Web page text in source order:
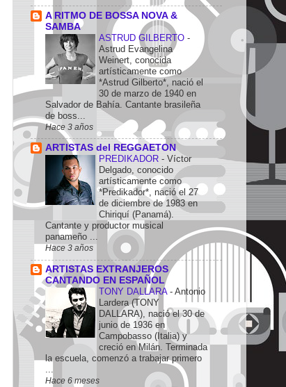
A RITMO DE BOSSA NOVA &
SAMBA
ASTRUD GILBERTO -
Astrud Evangelina
Weinert, conocida
artísticamente como
*Astrud Gilberto*, nació el
30 de marzo de 1940 en
Salvador de Bahía. Cantante brasileña
de boss...
Hace 3 años
ARTISTAS del REGGAETON
PREDIKADOR - Víctor
Delgado, conocido
artísticamente como
*Predikador*, nació el 27
de diciembre de 1983 en
Chiriquí (Panamá).
Cantante y productor musical
panameño ...
Hace 3 años
ARTISTAS EXTRANJEROS
CANTANDO EN ESPAÑOL
TONY DALLARA - Antonio
Lardera (TONY
DALLARA), nació el 30 de
junio de 1936 en
Campobasso (Italia) y
creció en Milán. Terminada
la escuela, comenzó a trabajar primero
...
Hace 6 meses